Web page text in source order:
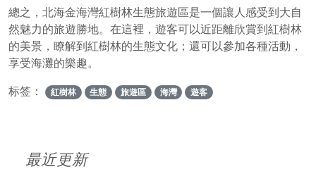
總之，北海金海灣紅樹林生態旅遊區是一個讓人感受到大自
然魅力的旅遊勝地。在這裡，遊客可以近距離欣賞到紅樹林
的美景，瞭解到紅樹林的生態文化；還可以參加各種活動，
享受海灘的樂趣。
标签：
紅樹林 生態 旅遊區 海灣 遊客
最近更新